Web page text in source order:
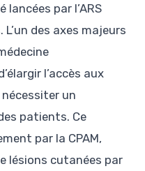
par l’ARS
des axes majeurs
l’accès aux
un
patients. Ce
par la CPAM,
lésions cutanées par